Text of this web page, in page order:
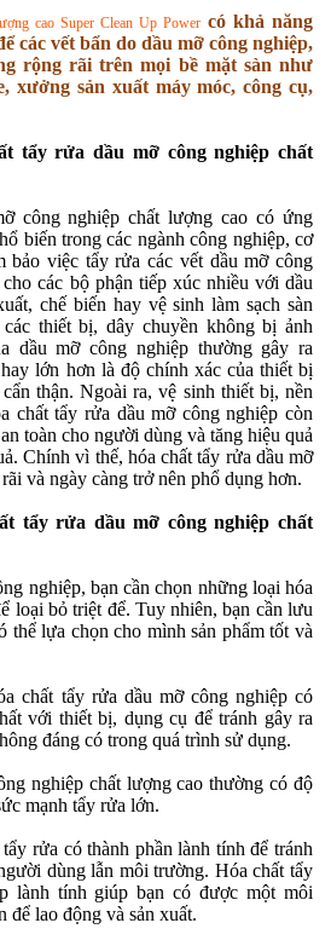
cao Super Clean Up Power có khả năng
các vết bẩn do dầu mỡ công nghiệp,
rộng rãi trên mọi bề mặt sàn như
xưởng sản xuất máy móc, công cụ,
tẩy rửa dầu mỡ công nghiệp chất
công nghiệp chất lượng cao có ứng
biến trong các ngành công nghiệp, cơ
bảo việc tẩy rửa các vết dầu mỡ công
các bộ phận tiếp xúc nhiều với dầu
chế biến hay vệ sinh làm sạch sàn
thiết bị, dây chuyền không bị ảnh
dầu mỡ công nghiệp thường gây ra
lớn hơn là độ chính xác của thiết bị
thận. Ngoài ra, vệ sinh thiết bị, nền
chất tẩy rửa dầu mỡ công nghiệp còn
toàn cho người dùng và tăng hiệu quả
Chính vì thế, hóa chất tẩy rửa dầu mỡ
và ngày càng trở nên phổ dụng hơn.
tẩy rửa dầu mỡ công nghiệp chất
nghiệp, bạn cần chọn những loại hóa
loại bỏ triệt để. Tuy nhiên, bạn cần lưu
thể lựa chọn cho mình sản phẩm tốt và
chất tẩy rửa dầu mỡ công nghiệp có
với thiết bị, dụng cụ để tránh gây ra
đáng có trong quá trình sử dụng.
nghiệp chất lượng cao thường có độ
mạnh tẩy rửa lớn.
rửa có thành phần lành tính để tránh
dùng lẫn môi trường. Hóa chất tẩy
lành tính giúp bạn có được một môi
để lao động và sản xuất.